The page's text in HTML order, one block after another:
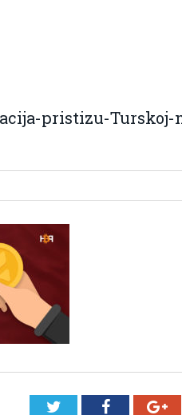
pristizu-Turskoj-
TwitterFacebook